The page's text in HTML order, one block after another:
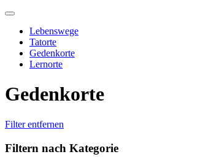
Skip
contentLebenswege
Tatorte
Gedenkorte
Lernorte
Gedenkorte
Filter entfernen
Filtern nach Kategorie